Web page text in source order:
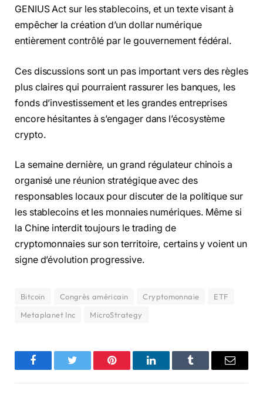
GENIUS Act sur les stablecoins, et un texte visant à
empêcher la création d’un dollar numérique
entièrement contrôlé par le gouvernement fédéral.
Ces discussions sont un pas important vers des règles
plus claires qui pourraient rassurer les banques, les
fonds d’investissement et les grandes entreprises
encore hésitantes à s’engager dans l’écosystème
crypto.
La semaine dernière, un grand régulateur chinois a
organisé une réunion stratégique avec des
responsables locaux pour discuter de la politique sur
les stablecoins et les monnaies numériques. Même si
la Chine interdit toujours le trading de
cryptomonnaies sur son territoire, certains y voient un
signe d’évolution progressive.
Bitcoin Congrès américain Cryptomonnaie
ETF
Metaplanet Inc
MicroStrategy
FacebookTwitter Pinterest LinkedInTumblr Email